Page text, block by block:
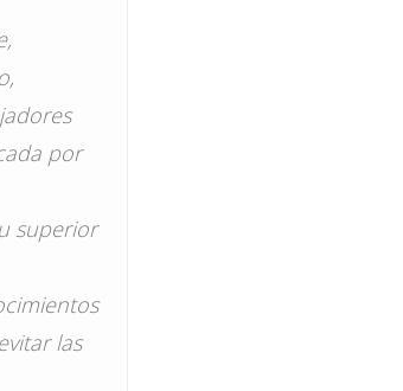
por
superior
las